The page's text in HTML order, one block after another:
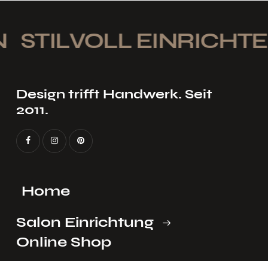
STILVOLL EINRICHTEN
Design trifft Handwerk. Seit
2011.
Home
Salon Einrichtung
Online Shop